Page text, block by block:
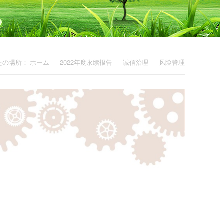
場所： ホーム - 2022年度永续报告 - 诚信治理 - 风险管理